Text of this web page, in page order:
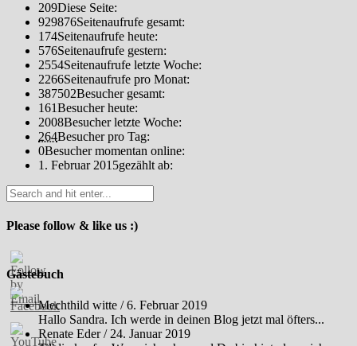
209Diese Seite:
929876Seitenaufrufe gesamt:
174Seitenaufrufe heute:
576Seitenaufrufe gestern:
2554Seitenaufrufe letzte Woche:
2266Seitenaufrufe pro Monat:
387502Besucher gesamt:
161Besucher heute:
2008Besucher letzte Woche:
264Besucher pro Tag:
0Besucher momentan online:
1. Februar 2015gezählt ab:
Please follow & like us :)
Gästebuch
Mechthild witte /6. Februar 2019
Hallo Sandra. Ich werde in deinen Blog jetzt mal öfters...
Renate Eder/ 24. Januar 2019